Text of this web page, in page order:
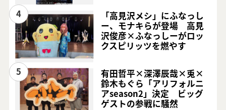
4
「高見沢メシ」にふなっし
ー、モナキらが登場 高見
沢俊彦×ふなっしーがロッ
クスピリッツを燃やす
5
有田哲平×深澤辰哉×兎×
鈴木もぐら「アリフォルニ
アseason2」決定 ビッグ
ゲストの参戦に騒然